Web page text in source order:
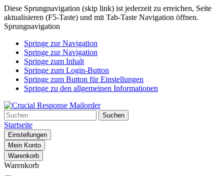
Diese Sprungnavigation (skip link) ist jederzeit zu erreichen, Seite
aktualisieren (F5-Taste) und mit Tab-Taste Navigation öffnen.
Sprungnavigation
Springe zur Navigation
Springe zur Navigation
Springe zum Inhalt
Springe zum Login-Button
Springe zum Button für Einstellungen
Springe zu den allgemeinen Informationen
Suchen
Startseite
Einstellungen
Mein Konto
Warenkorb
Warenkorb